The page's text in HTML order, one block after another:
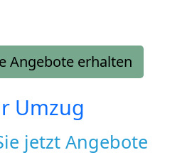
Angebote erhalten
Umzug
jetzt Angebote